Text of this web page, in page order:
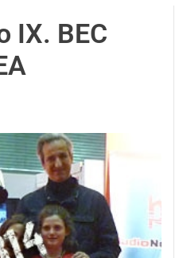
IX. BEC